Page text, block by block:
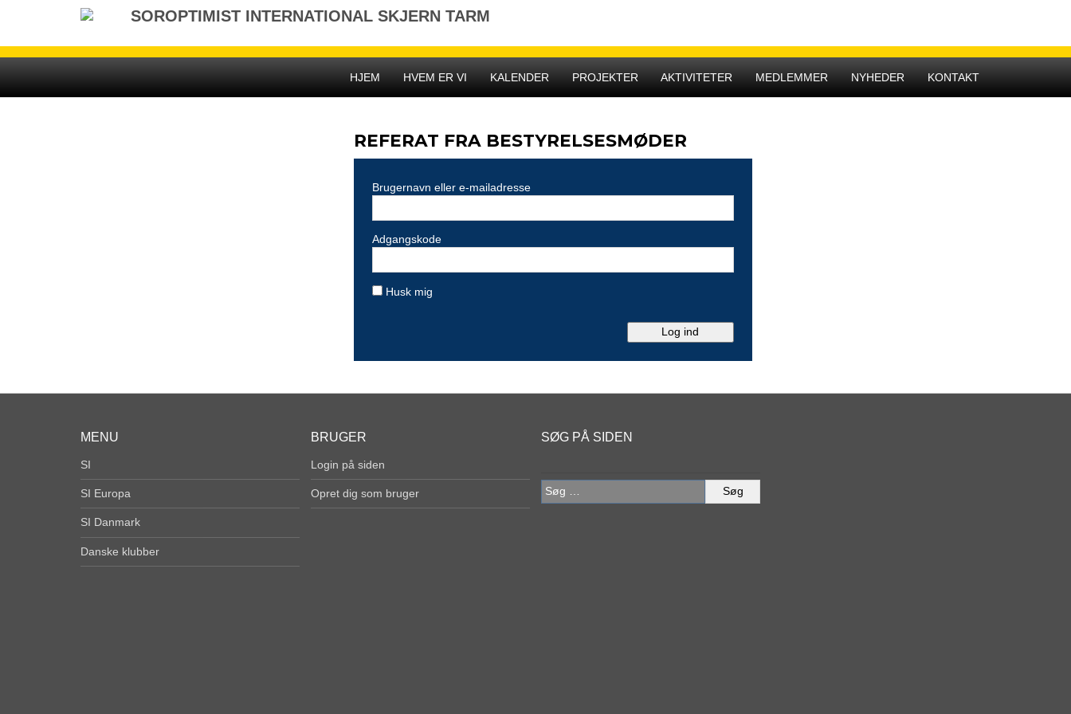
SOROPTIMIST INTERNATIONAL SKJERN TARM
HJEM
HVEM ER VI KALENDER PROJEKTER AKTIVITETER MEDLEMMER NYHEDER KONTAKT
REFERAT FRA BESTYRELSESMØDER
Brugernavn eller e-mailadresse
Adgangskode
Husk mig
MENU
SI
SI Europa
SI Danmark
Danske klubber
BRUGER
Login på siden
Opret dig som bruger
SØG PÅ SIDEN
Søg
efter: